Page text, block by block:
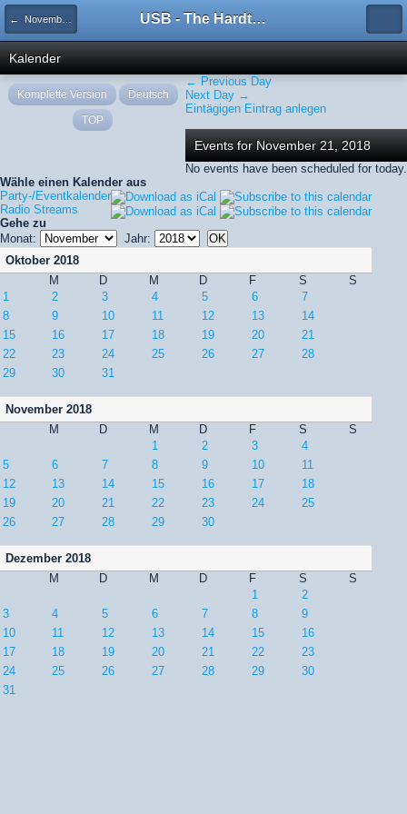
← November 2018 USB - The Hardtechno Family
Kalender
← Previous Day
Next Day →
Eintägigen Eintrag anlegen
Events for November 21, 2018
No events have been scheduled for today.
Wähle einen Kalender aus
Party-/Eventkalender
Radio Streams
Gehe zu
Monat:
Jahr:
Oktober 2018
M
D M D F S
S
1
2 3 4 5 6
7
8
9 10 11 12 13
14
15
16 17 18 19 20
21
22
23 24 25 26 27
28
29
30 31
November 2018
M
D M D F S
S
1
2 3
4
5
6 7 8 9 10
11
12
13 14 15 16 17
18
19
20 21 22 23 24
25
26
27 28 29 30
Dezember 2018
M
D M D F S
S
1
2
3
4 5 6 7 8
9
10
11 12 13 14 15
16
17
18 19 20 21 22
23
24
25 26 27 28 29
30
31
Komplette Version
Deutsch
TOP